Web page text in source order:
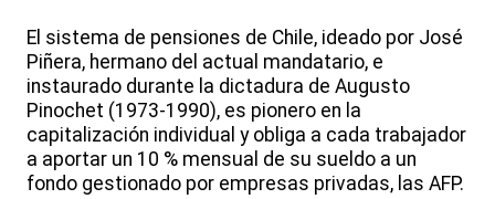
El sistema de pensiones de Chile, ideado por José
Piñera, hermano del actual mandatario, e
instaurado durante la dictadura de Augusto
Pinochet (1973-1990), es pionero en la
capitalización individual y obliga a cada trabajador
a aportar un 10 % mensual de su sueldo a un
fondo gestionado por empresas privadas, las AFP.